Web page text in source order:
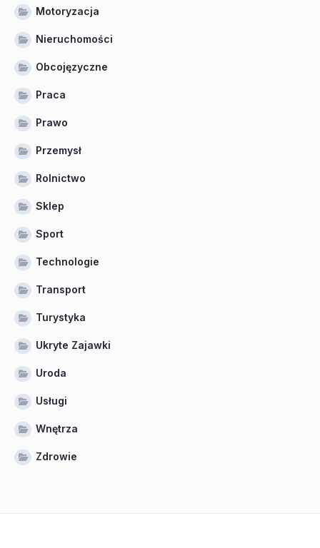
Motoryzacja
Nieruchomości
Obcojęzyczne
Praca
Prawo
Przemysł
Rolnictwo
Sklep
Sport
Technologie
Transport
Turystyka
Ukryte Zajawki
Uroda
Usługi
Wnętrza
Zdrowie